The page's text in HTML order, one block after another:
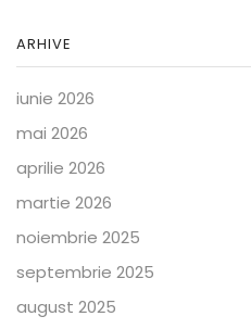
ARHIVE
iunie 2026
mai 2026
aprilie 2026
martie 2026
noiembrie 2025
septembrie 2025
august 2025